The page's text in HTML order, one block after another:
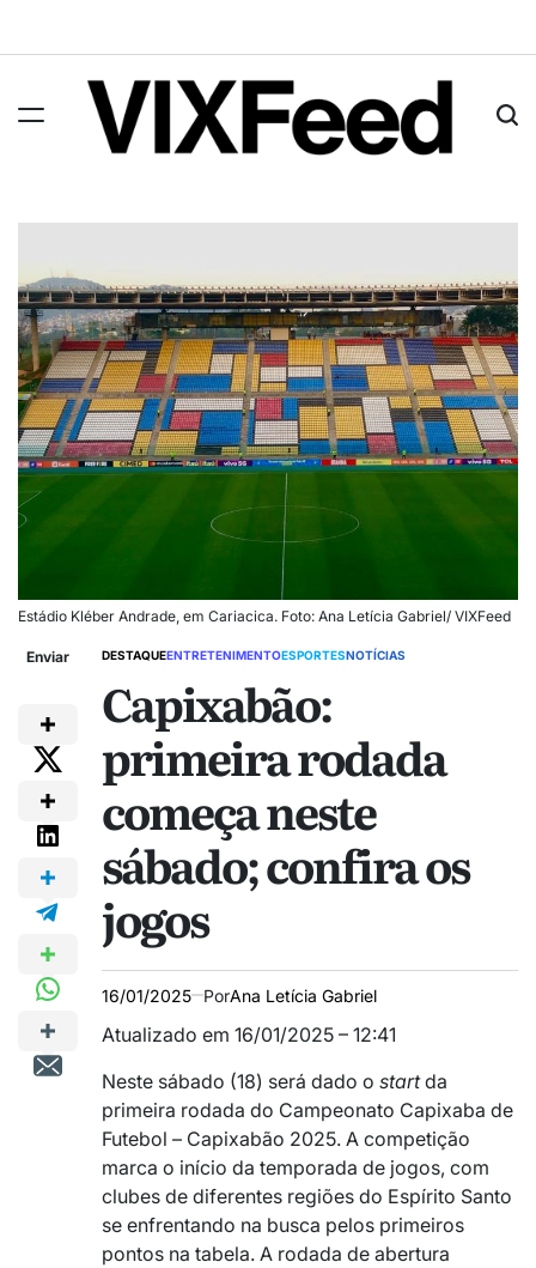
Estádio Kléber Andrade, em Cariacica. Foto: Ana Letícia Gabriel/ VIXFeed
Enviar DESTAQUEENTRETENIMENTOESPORTESNOTÍCIAS
Capixabão:
primeira rodada
começa neste
sábado; confira os
jogos
16/01/2025 PorAna Letícia Gabriel
Atualizado em 16/01/2025 – 12:41
Neste sábado (18) será dado o startda
primeira rodada do Campeonato Capixaba de
Futebol – Capixabão 2025. A competição
marca o início da temporada de jogos, com
clubes de diferentes regiões do Espírito Santo
se enfrentando na busca pelos primeiros
pontos na tabela. A rodada de abertura